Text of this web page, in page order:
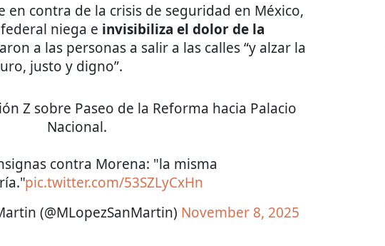
en contra de la crisis de seguridad en México,
niega e invisibiliza el dolor de la
a las personas a salir a las calles “y alzar la
justo y digno”.
Z sobre Paseo de la Reforma hacia Palacio
Nacional.
contra Morena: "la misma
pic.twitter.com/53SZLyCxHn
(@MLopezSanMartin) November 8, 2025